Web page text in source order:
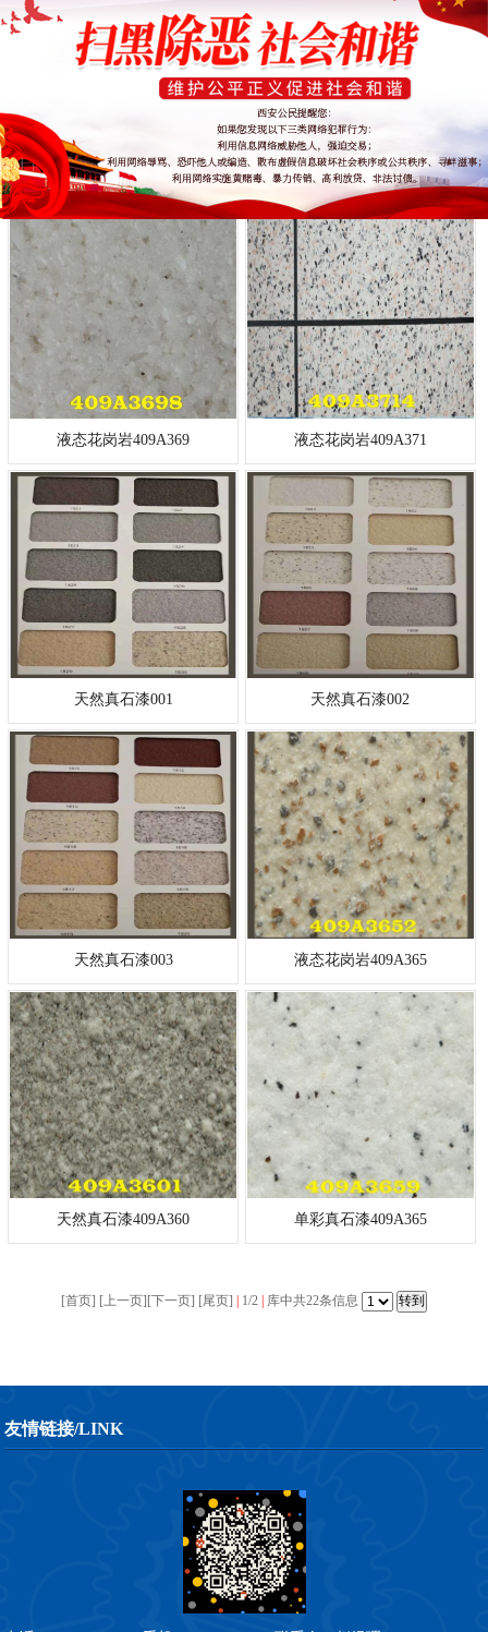
液态花岗岩409A365 液态花岗岩409A365
液态花岗岩409A369 液态花岗岩409A371
天然真石漆001 天然真石漆002
天然真石漆003 液态花岗岩409A365
天然真石漆409A360 单彩真石漆409A365
[首页] [上一页][下一页] [尾页] | 1/2 | 库中共22条信息
友情链接/LINK